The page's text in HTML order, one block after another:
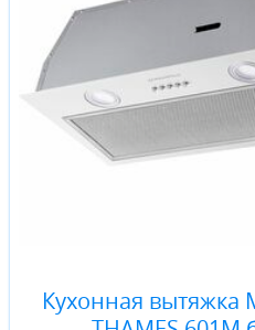
Кухонная вытяжка